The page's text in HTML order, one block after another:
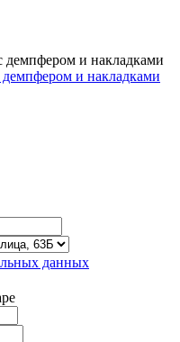
и накладками
данных